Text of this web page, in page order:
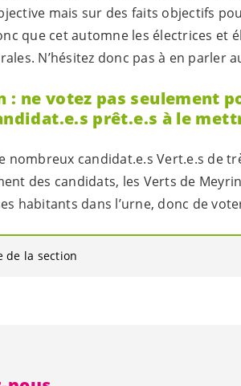
mais sur des faits objectifs
que cet automne les électrices et
N’hésitez donc pas à en parler
: ne votez pas seulement
prêt.e.s à le
nombreux candidat.e.s Vert.e.s de
des candidats, les Verts de
habitants dans l’urne, donc de
de la section